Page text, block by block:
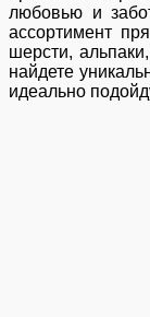
любовью и
ассортимент
шерсти,
найдете
идеально